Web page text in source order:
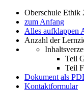
Oberschule Ethik
zum Anfang
Alles aufklappen
Anzahl der
Teil
Teil
Dokument als
Kontaktformular